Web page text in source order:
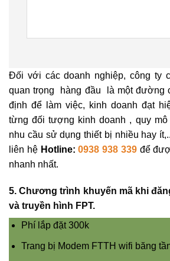
Đối với các doanh nghiệp, công ty
quan trọng hàng đầu là một đường
định để làm việc, kinh doanh đạt
từng đối tượng kinh doanh , quy
nhu cầu sử dụng thiết bị nhiều hay
liên hệ Hotline:0938 938 339để
nhanh nhất.
5. Chương trình khuyến mã khi
và truyền hình FPT.
Phí lắp đặt 300k
Trang bị Modem FTTH wifi băng